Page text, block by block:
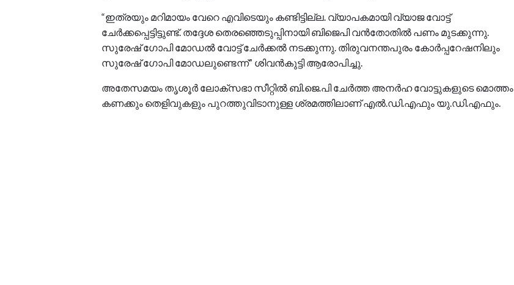
“ഇത്രയും മറിമായം വേറെ എവിടെയും കണ്ടിട്ടില്ല. വ്യാപകമായി വ്യാജ വോട്ട്
ചേർക്കപ്പെട്ടിട്ടുണ്ട്. തദ്ദേശ തെരഞ്ഞെടുപ്പിനായി ബിജെപി വൻതോതിൽ പണം മുടക്കുന്നു.
സുരേഷ് ഗോപി മോഡൽ വോട്ട് ചേർക്കൽ നടക്കുന്നു. തിരുവനന്തപുരം കോർപ്പറേഷനിലും
സുരേഷ് ഗോപി മോഡലുണ്ടെന്ന്” ശിവൻകുട്ടി ആരോപിച്ചു.
അതേസമയം തൃശൂർ ലോക്സഭാ സീറ്റിൽ ബി.ജെ.പി ചേർത്ത അനർഹ വോട്ടുകളുടെ മൊത്തം
കണക്കും തെളിവുകളും പുറത്തുവിടാനുള്ള ശ്രമത്തിലാണ് എൽ.ഡി.എഫും യു.ഡി.എഫും.